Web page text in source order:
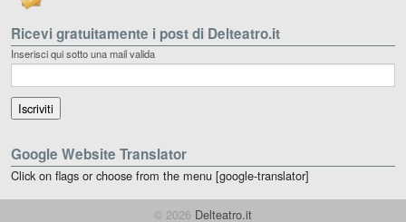
Ricevi gratuitamente i post di Delteatro.it
Inserisci qui sotto una mail valida
Google Website Translator
Click on flags or choose from the menu [google-translator]
© 2026 Delteatro.it